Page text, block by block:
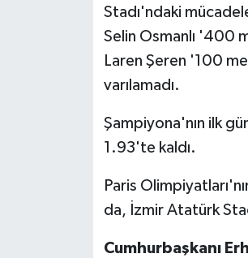
Stadı'ndaki
Selin Osmanlı '400
Laren Şeren '100
varılamadı.
Şampiyona'nın ilk
1.93'te kaldı.
Paris
da, İzmir Atatürk
Cumhurbaşkanı